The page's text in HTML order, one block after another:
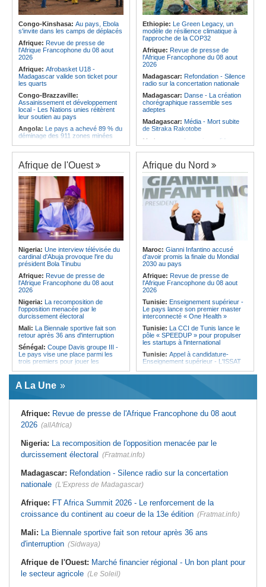
tente l'aventure au Al-Merrikh SC
Afrique:Débat d'orientation
budgétaire - Le gouvernement
présente sa politique économique et
sociale 2027-2029 au parlement
Afrique:L'Angola bat le Mexique au
Mondial de handball U18
angolaise décore des militaires pour
les services rendus à la Patrie
Angola:Le président de
l'Assemblée nationale en mission
d'évaluation de l'activité
parlementaire de Lunda-Sul
Congo-Kinshasa: Au pays, Ebola
s'invite dans les camps de déplacés
Afrique: Revue de presse de
l'Afrique Francophone du 08 aout
2026
Afrique: Afrobasket U18 -
Madagascar valide son ticket pour
les quarts
Congo-Brazzaville:
Assainissement et développement
local - Les Nations unies réitèrent
leur soutien au pays
Angola: Le pays a achevé 89 % du
déminage des 911 zones minées
Angola:Des élèves angolais
remportent plus de 50 médailles aux
Olympiades de mathématiques en
Angleterre
Angola:
Petro qualifié pour les
demi-finales du championnat
national féminin
Angola:Baisse des cas de
tuberculose au premier semestre
dans la province de Cunene
Angola:Le pétrole brut Brent
s'échange en territoire positif
Angola:La Centrale thermique de
Cabinda renforcée de 30 mégawatts
Ethiopie: Le Green Legacy, un
modèle de résilience climatique à
l'approche de la COP32
Afrique: Revue de presse de
l'Afrique Francophone du 08 aout
2026
Madagascar: Refondation - Silence
radio sur la concertation nationale
Madagascar: Danse - La création
chorégraphique rassemble ses
adeptes
Madagascar: Média - Mort subite
de Sitraka Rakotobe
Madagascar: Les reins solides
Madagascar:Vol à la tire - Un
en prison
Madagascar:Athlétisme - 100
mètres - Junior Tsiravay et Zo
Rakotonary co-champions
Madagascar:
Rakotondramiara, Président du
Rouge - « Aucun retour
d'investissement pour les petits
Agroalimentaire - Les
boissons locales conquièrent le
marché
Afrique de l'Ouest
Nigeria: Une interview télévisée du
cardinal d'Abuja provoque l'ire du
président Bola Tinubu
Afrique: Revue de presse de
l'Afrique Francophone du 08 aout
2026
Nigeria: La recomposition de
l'opposition menacée par le
durcissement électoral
Mali: La Biennale sportive fait son
retour après 36 ans d'interruption
Sénégal: Coupe Davis groupe III -
Le pays vise une place parmi les
trois premiers pour jouer les
(président)
Sénégal:Sédhiou - Un CLD
à la prévention des conflits entre
agriculteurs et éleveurs
Sénégal:
Littérature - Le CLAS
réunit poètes et chercheurs à Dakar
Sénégal:Kédougou - Des lots
d'équipements sportifs offerts à
Afrique:Le projet 'Oscars des
talents' encourage les jeunes à
travailler et à réussir au Sénégal et
Sénégal:Phases nationales de
football à Kaffrine - Un responsable
play et le respect des valeurs
sportives
Afrique du Nord
Maroc: Gianni Infantino accusé
d'avoir promis la finale du Mondial
2030 au pays
Afrique: Revue de presse de
l'Afrique Francophone du 08 aout
2026
Tunisie: Enseignement supérieur -
Le pays lance son premier master
interconnecté « One Health »
Tunisie: La CCI de Tunis lance le
pôle « SPEEDUP » pour propulser
les startups à l'international
Tunisie: Appel à candidature-
Enseignement supérieur - L'ISSAT
professoral pour la rentrée
habitants sur la plage de Sidi
Jemour
Tunisie:Mayada El Hennawy et
Mohamed Khairy à Carthage - Le
générations
Tunisie:
patriarcat, dernier obstacle
Tunisie:
Eau minérale embouteillée
- Les producteurs démentent toute
hausse des prix et pointent du doigt
A La Une
Afrique: Revue de presse de l'Afrique Francophone du 08 aout
2026 (allAfrica)
Nigeria: La recomposition de l'opposition menacée par le
durcissement électoral (Fratmat.info)
Madagascar: Refondation - Silence radio sur la concertation
nationale (L'Express de Madagascar)
Afrique: FT Africa Summit 2026 - Le renforcement de la
croissance du continent au coeur de la 13e édition (Fratmat.info)
Mali: La Biennale sportive fait son retour après 36 ans
d'interruption (Sidwaya)
Afrique de l'Ouest: Marché financier régional - Un bon plant pour
le secteur agricole (Le Soleil)